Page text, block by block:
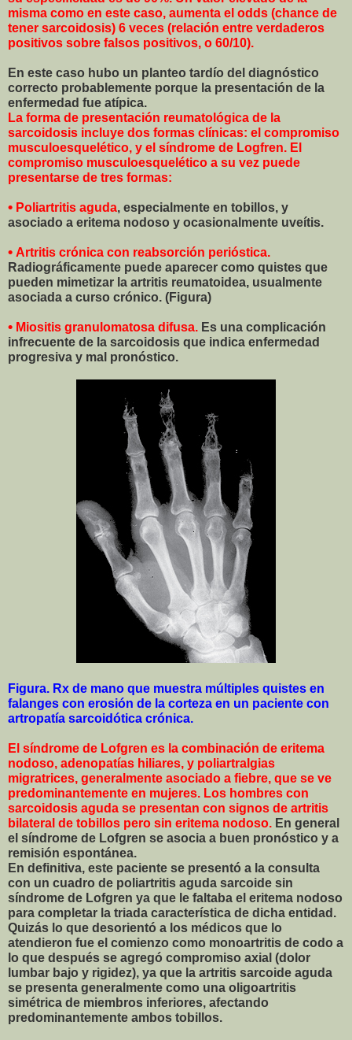
misma como en este caso, aumenta el odds (chance de
tener sarcoidosis) 6 veces (relación entre verdaderos
positivos sobre falsos positivos, o 60/10).
En este caso hubo un planteo tardío del diagnóstico
correcto probablemente porque la presentación de la
enfermedad fue atípica.
La forma de presentación reumatológica de la
sarcoidosis incluye dos formas clínicas: el compromiso
musculoesquelético, y el síndrome de Logfren. El
compromiso musculoesquelético a su vez puede
presentarse de tres formas:
• Poliartritis aguda, especialmente en tobillos, y
asociado a eritema nodoso y ocasionalmente uveítis.
• Artritis crónica con reabsorción perióstica.
Radiográficamente puede aparecer como quistes que
pueden mimetizar la artritis reumatoidea, usualmente
asociada a curso crónico. (Figura)
• Miositis granulomatosa difusa. Es una complicación
infrecuente de la sarcoidosis que indica enfermedad
progresiva y mal pronóstico.
Figura. Rx de mano que muestra múltiples quistes en
falanges con erosión de la corteza en un paciente con
artropatía sarcoidótica crónica.
El síndrome de Lofgren es la combinación de eritema
nodoso, adenopatías hiliares, y poliartralgias
migratrices, generalmente asociado a fiebre, que se ve
predominantemente en mujeres. Los hombres con
sarcoidosis aguda se presentan con signos de artritis
bilateral de tobillos pero sin eritema nodoso. En general
el síndrome de Lofgren se asocia a buen pronóstico y a
remisión espontánea.
En definitiva, este paciente se presentó a la consulta
con un cuadro de poliartritis aguda sarcoide sin
síndrome de Lofgren ya que le faltaba el eritema nodoso
para completar la triada característica de dicha entidad.
Quizás lo que desorientó a los médicos que lo
atendieron fue el comienzo como monoartritis de codo a
lo que después se agregó compromiso axial (dolor
lumbar bajo y rigidez), ya que la artritis sarcoide aguda
se presenta generalmente como una oligoartritis
simétrica de miembros inferiores, afectando
predominantemente ambos tobillos.